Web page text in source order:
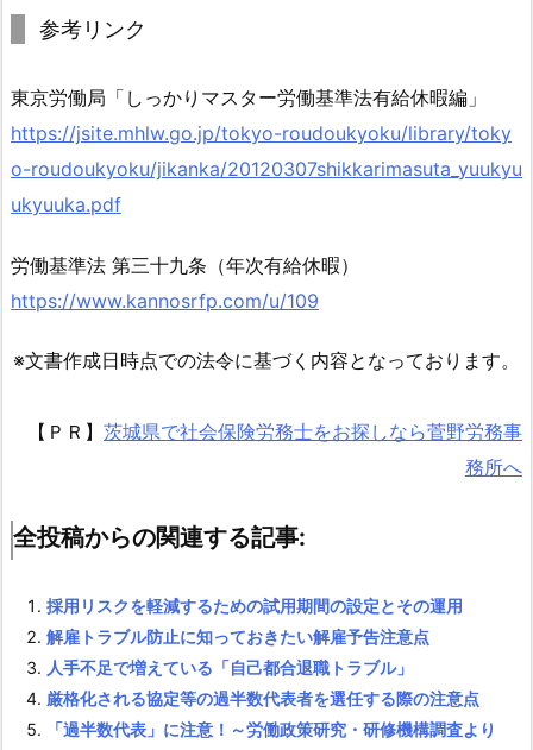
定
更
で
き
な
1.
3.
参
リ
1.
4.
投
稿
か
ら
の
参考リンク
東京労働局「しっかりマスター労働基準法有給休暇編」
https://jsite.mhlw.go.jp/tokyo-roudoukyoku/library/toky
o-roudoukyoku/jikanka/20120307shikkarimasuta_yuukyu
ukyuuka.pdf
労働基準法 第三十九条（年次有給休暇）
https://www.kannosrfp.com/u/109
※文書作成日時点での法令に基づく内容となっております。
【ＰＲ】 茨城県で社会保険労務士をお探しなら菅野労務事
務所へ
全投稿からの関連する記事:
採用リスクを軽減するための試用期間の設定とその運用
解雇トラブル防止に知っておきたい解雇予告注意点
人手不足で増えている「自己都合退職トラブル」
厳格化される協定等の過半数代表者を選任する際の注意点
「過半数代表」に注意！～労働政策研究・研修機構調査より